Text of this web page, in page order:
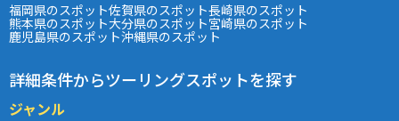
福岡県のスポット佐賀県のスポット長崎県のスポット
熊本県のスポット大分県のスポット宮崎県のスポット
鹿児島県のスポット沖縄県のスポット
詳細条件からツーリングスポットを探す
ジャンル